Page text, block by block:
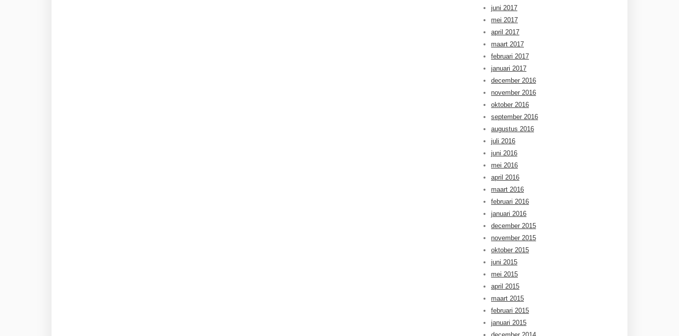
juni 2017
mei 2017
april 2017
maart 2017
februari 2017
januari 2017
december 2016
november 2016
oktober 2016
september 2016
augustus 2016
juli 2016
juni 2016
mei 2016
april 2016
maart 2016
februari 2016
januari 2016
december 2015
november 2015
oktober 2015
juni 2015
mei 2015
april 2015
maart 2015
februari 2015
januari 2015